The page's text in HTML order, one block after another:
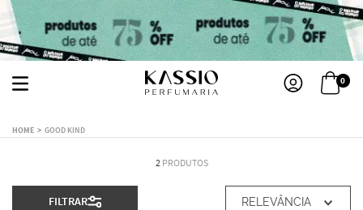
0
GOOD KIND
2 PRODUTOS
FILTRAR RELEVÂNCIA